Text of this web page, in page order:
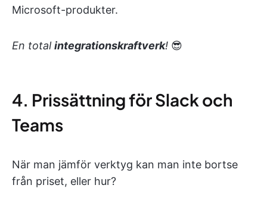
Microsoft-produkter.
En totalintegrationskraftverk! 😎
4. Prissättning för Slack och
Teams
När man jämför verktyg kan man inte bortse
från priset, eller hur?